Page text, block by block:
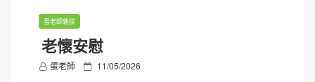
蛋老師雜談
老懷安慰
蛋老師
P 11/05/2026